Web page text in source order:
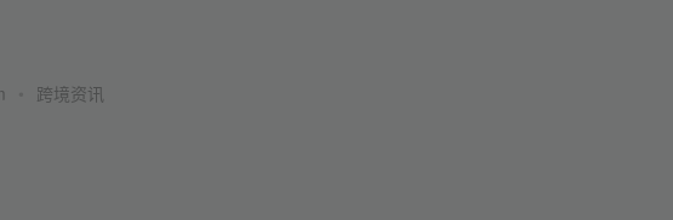
跨境资讯